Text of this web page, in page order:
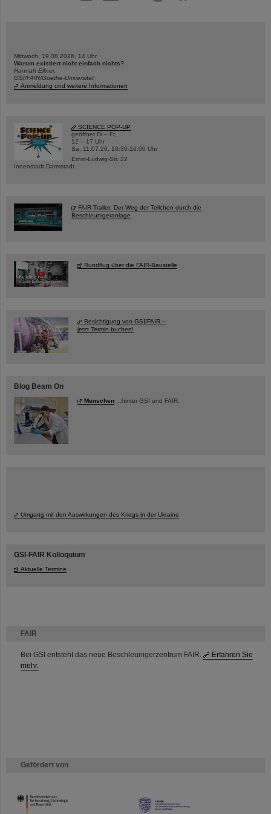
FAIR
Bei GSI entsteht das neue Beschleunigerzentrum FAIR.
Erfahren Sie
mehr.
Gefördert von
HMWK
Mittwoch, 19.08.2026, 14 Uhr
Warum existiert nicht einfach nichts?
Hannah Elfner,
GSI/FAIR/Goethe-Universität
Anmeldung und weitere Informationen
SCIENCE POP-UP
geöffnet Di – Fr,
12 – 17 Uhr
Sa, 11.07.26, 10:30-16:00 Uhr
Ernst-Ludwig-Str. 22
Innenstadt Darmstadt
FAIR-Trailer: Der Weg der Teilchen durch die
Beschleunigeranlage
Rundflug über die FAIR-Baustelle
Besichtigung von GSI/FAIR –
jetzt Termin buchen!
Blog Beam On
Menschen ...hinter GSI und FAIR.
Umgang mit den Auswirkungen des Kriegs in der Ukraine
GSI-FAIR Kolloquium
Aktuelle Termine